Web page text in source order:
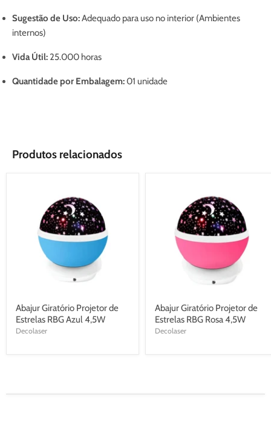
Sugestão de Uso:Adequado para uso no interior (Ambientes
internos)
Vida Útil: 25.000 horas
Quantidade por Embalagem:01 unidade
Produtos relacionados
Abajur Giratório Projetor de
Estrelas RBG Azul 4,5W
Decolaser
Abajur Giratório Projetor de
Estrelas RBG Rosa 4,5W
Decolaser